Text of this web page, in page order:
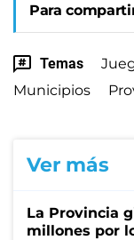
Para
Temas
Municipios
Ver más
La Provincia
millones por